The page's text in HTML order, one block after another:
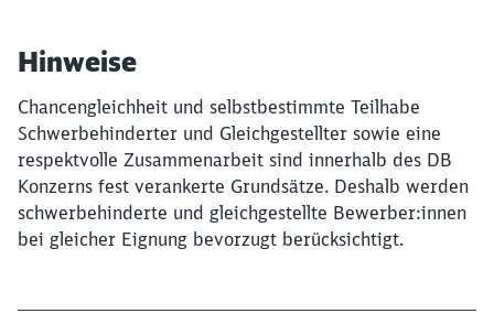
Hinweise
Chancengleichheit und selbstbestimmte Teilhabe
Schwerbehinderter und Gleichgestellter sowie eine
respektvolle Zusammenarbeit sind innerhalb des DB
Konzerns fest verankerte Grundsätze. Deshalb werden
schwerbehinderte und gleichgestellte Bewerber:innen
bei gleicher Eignung bevorzugt berücksichtigt.